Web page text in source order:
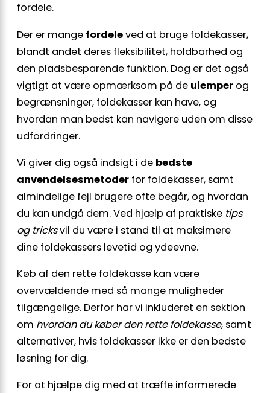
fordele.
Der er mange fordeleved at bruge foldekasser,
blandt andet deres fleksibilitet, holdbarhed og
den pladsbesparende funktion. Dog er det også
vigtigt at være opmærksom på de ulemper og
begrænsninger, foldekasser kan have, og
hvordan man bedst kan navigere uden om disse
udfordringer.
Vi giver dig også indsigt i de bedste
anvendelsesmetoder for foldekasser, samt
almindelige fejl brugere ofte begår, og hvordan
du kan undgå dem. Ved hjælp af praktiske tips
og tricksvil du være i stand til at maksimere
dine foldekassers levetid og ydeevne.
Køb af den rette foldekasse kan være
overvældende med så mange muligheder
tilgængelige. Derfor har vi inkluderet en sektion
om hvordan du køber den rette foldekasse, samt
alternativer, hvis foldekasser ikke er den bedste
løsning for dig.
For at hjælpe dig med at træffe informerede